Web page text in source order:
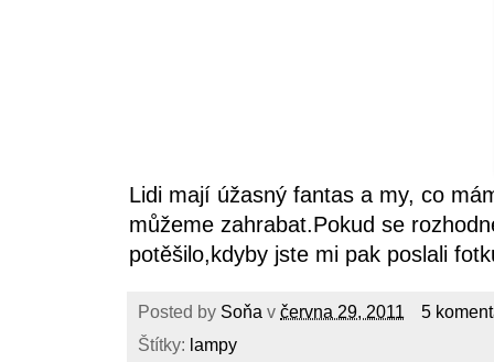
Lidi mají úžasný fantas a my, co
můžeme zahrabat.Pokud se
potěšilo,kdyby jste mi pak poslali
Posted by Soňa v června 29, 2011
5
Štítky: lampy